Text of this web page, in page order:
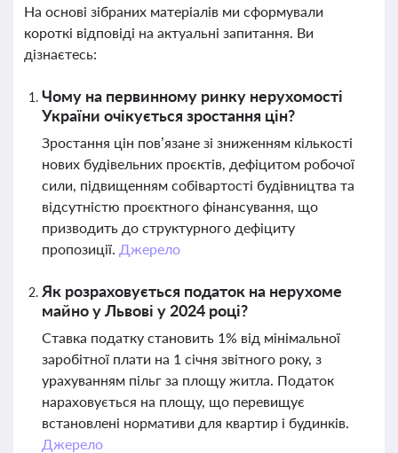
На основі зібраних матеріалів ми сформували
короткі відповіді на актуальні запитання. Ви
дізнаєтесь:
Чому на первинному ринку нерухомості
України очікується зростання цін?
Зростання цін пов’язане зі зниженням кількості
нових будівельних проєктів, дефіцитом робочої
сили, підвищенням собівартості будівництва та
відсутністю проєктного фінансування, що
призводить до структурного дефіциту
пропозиції. Джерело
Як розраховується податок на нерухоме
майно у Львові у 2024 році?
Ставка податку становить 1% від мінімальної
заробітної плати на 1 січня звітного року, з
урахуванням пільг за площу житла. Податок
нараховується на площу, що перевищує
встановлені нормативи для квартир і будинків.
Джерело